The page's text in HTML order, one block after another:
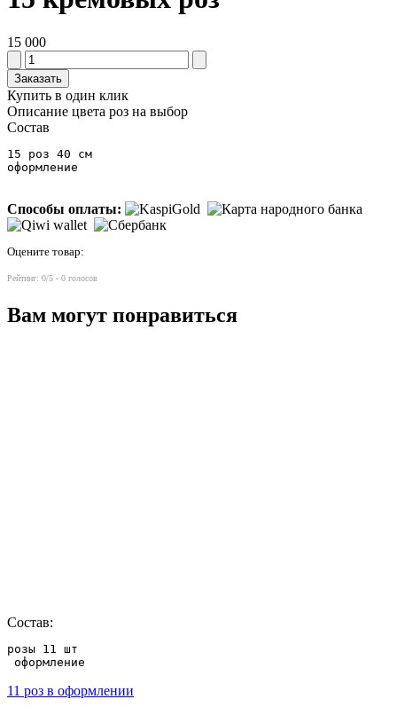
15 000
Заказать
Купить в один клик
Описание цвета роз на выбор
Состав
15 роз 40 см
оформление
Способы оплаты:
Оцените товар:
Рейтинг: 0/5 - 0 голосов
Вам могут понравиться
Состав:
розы 11 шт
оформление
11 роз в оформлении